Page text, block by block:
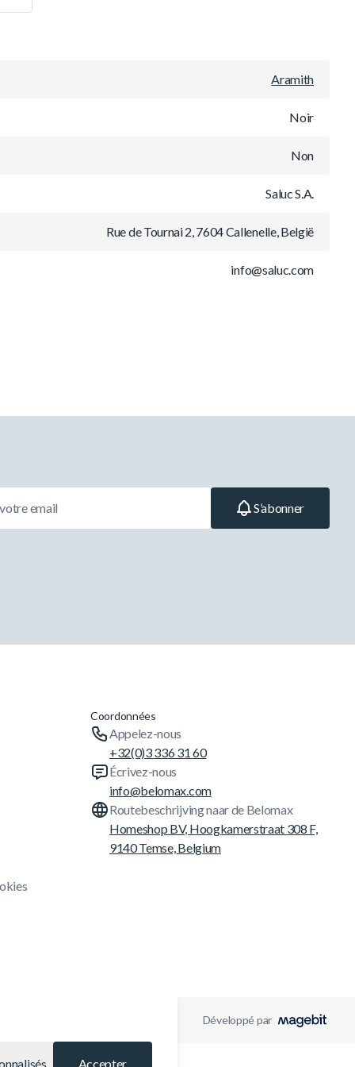
Aramith
Noir
Non
Saluc S.A.
Rue de Tournai 2, 7604 Callenelle, België
info@saluc.com
Accepter
S’abonner
Coordonnées
Appelez-nous
+32(0)3 336 31 60
Écrivez-nous
info@belomax.com
Routebeschrijving naar de Belomax
Homeshop BV, Hoogkamerstraat 308 F,
9140 Temse, Belgium
Développé par